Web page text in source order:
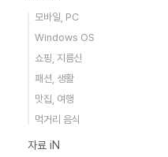
모바일, PC
Windows OS
쇼핑, 지름신
패션, 생활
맛집, 여행
먹거리 음식
자료 iN